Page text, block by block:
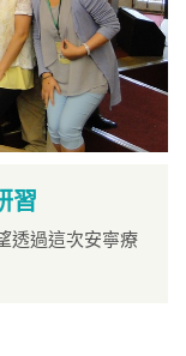
習
透過這次安寧療